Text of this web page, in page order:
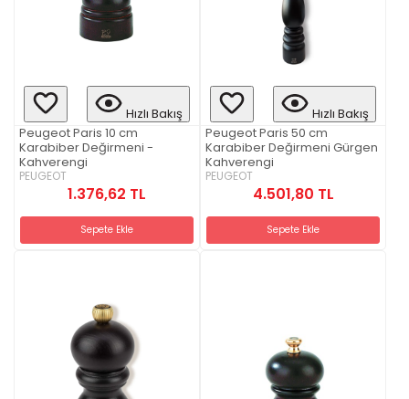
Hızlı Bakış
Peugeot Paris 10 cm
Karabiber Değirmeni -
Kahverengi
PEUGEOT
1.376,62 TL
Sepete Ekle
Hızlı Bakış
Peugeot Paris 50 cm
Karabiber Değirmeni Gürgen
Kahverengi
PEUGEOT
4.501,80 TL
Sepete Ekle